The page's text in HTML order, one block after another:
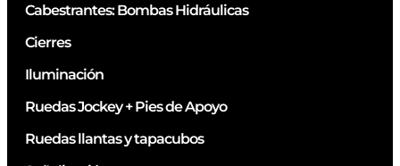
Cabestrantes: Bombas Hidráulicas
Cierres
Iluminación
Ruedas Jockey + Pies de Apoyo
Ruedas llantas y tapacubos